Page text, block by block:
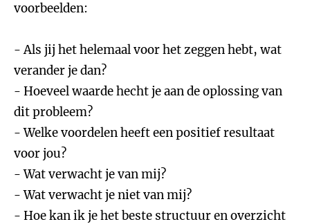
voorbeelden:
- Als jij het helemaal voor het zeggen hebt, wat
verander je dan?
- Hoeveel waarde hecht je aan de oplossing van
dit probleem?
- Welke voordelen heeft een positief resultaat
voor jou?
- Wat verwacht je van mij?
- Wat verwacht je niet van mij?
- Hoe kan ik je het beste structuur en overzicht